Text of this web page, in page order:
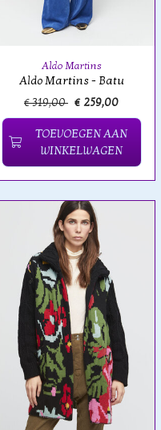
Aldo Martins
Aldo Martins - Batu
€ 319,00 € 259,00
TOEVOEGEN AAN
WINKELWAGEN